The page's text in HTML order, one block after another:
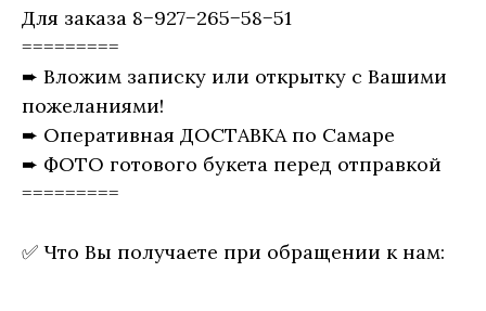
Для заказа 8−927−265−58−51
=========
➨ Вложим записку или открытку с Вашими
пожеланиями!
➨ Оперативная ДОСТАВКА по Самаре
➨ ФОТО готового букета перед отправкой
=========
✅ Что Вы получаете при обращении к нам: